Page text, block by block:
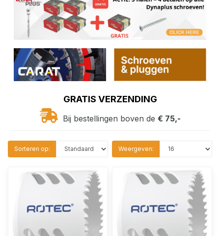
GRATIS VERZENDING
Bij bestellingen boven de € 75,-
Sorteren op: Weergeven: